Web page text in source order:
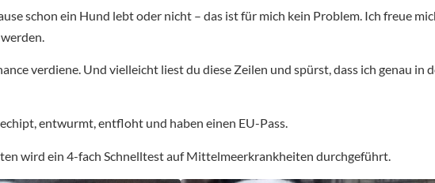
schon ein Hund lebt oder nicht – das ist für mich kein Problem. Ich freue
verdiene. Und vielleicht liest du diese Zeilen und spürst, dass ich genau
entwurmt, entfloht und haben einen EU-Pass.
wird ein 4-fach Schnelltest auf Mittelmeerkrankheiten durchgeführt.